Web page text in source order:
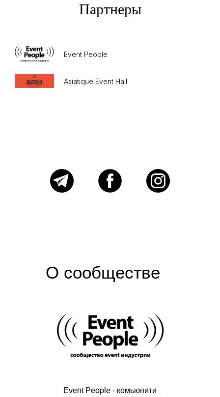
Партнеры
Event People
Asiatique Event Hall
О сообществе
Event People - комьюнити